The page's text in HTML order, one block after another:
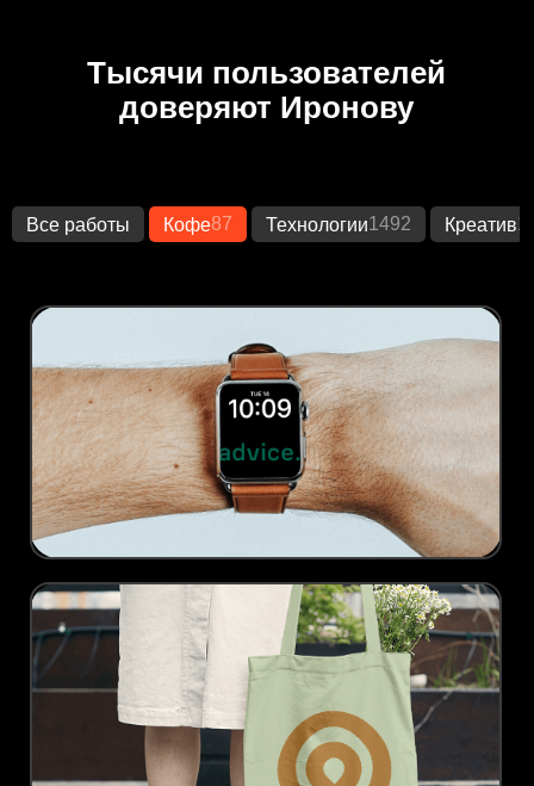
Тысячи пользователей
доверяют Иронову
Все работы Кофе87 Технологии1492 Креатив